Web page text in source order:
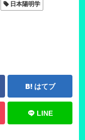
日本陽明学
はてブ
LINE